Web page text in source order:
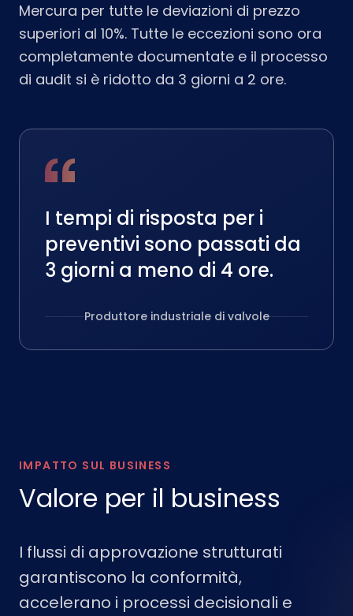
Mercura per tutte le deviazioni di prezzo
superiori al 10%. Tutte le eccezioni sono ora
completamente documentate e il processo
di audit si è ridotto da 3 giorni a 2 ore.
I tempi di risposta per i
preventivi sono passati da
3 giorni a meno di 4 ore.
Produttore industriale di valvole
IMPATTO SUL BUSINESS
Valore per il business
I flussi di approvazione strutturati
garantiscono la conformità,
accelerano i processi decisionali e